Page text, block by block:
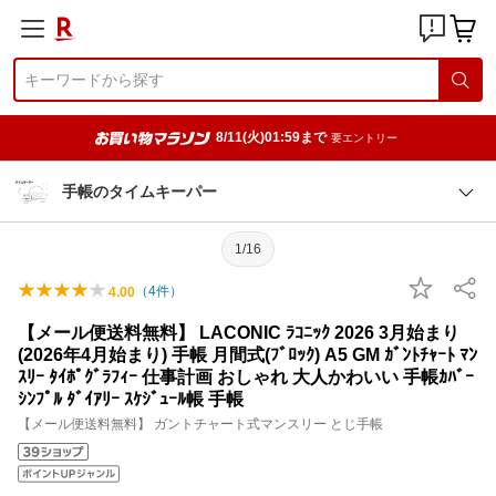
8/11(火)01:59まで 要エントリー
手帳のタイムキーパー
1/16
4.00 （4件）
【メール便送料無料】 LACONIC ﾗｺﾆｯｸ 2026 3月始まり
(2026年4月始まり) 手帳 月間式(ﾌﾞﾛｯｸ) A5 GM ｶﾞﾝﾄﾁｬｰﾄ ﾏﾝ
ｽﾘｰ ﾀｲﾎﾟｸﾞﾗﾌｨｰ 仕事計画 おしゃれ 大人かわいい 手帳ｶﾊﾞｰ
ｼﾝﾌﾟﾙ ﾀﾞｲｱﾘｰ ｽｹｼﾞｭｰﾙ帳 手帳
【メール便送料無料】 ガントチャート式マンスリー とじ手帳